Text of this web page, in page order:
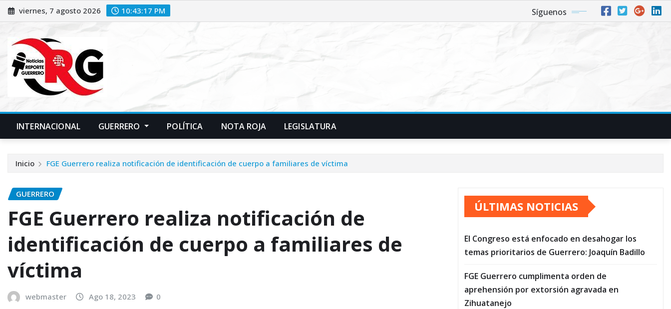
Saltar
al
viernes, 7 agosto 2026 10:43:18 PM Síguenos
INTERNACIONAL GUERRERO POLÍTICA NOTA ROJA LEGISLATURA
Inicio FGE Guerrero realiza notificación de identificación de cuerpo a familiares de víctima
GUERRERO
FGE Guerrero realiza notificación de
identificación de cuerpo a familiares de
víctima
webmaster Ago 18, 2023 0
ÚLTIMAS NOTICIAS
El Congreso está enfocado en desahogar los
temas prioritarios de Guerrero: Joaquín Badillo
FGE Guerrero cumplimenta orden de
aprehensión por extorsión agravada en
Zihuatanejo